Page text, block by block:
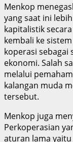
Menkop
yang saat ini
kapitalistik
kembali ke
koperasi sebagai
ekonomi. Salah
melalui
kalangan muda
tersebut.
Menkop juga
Perkoperasian
aturan lama